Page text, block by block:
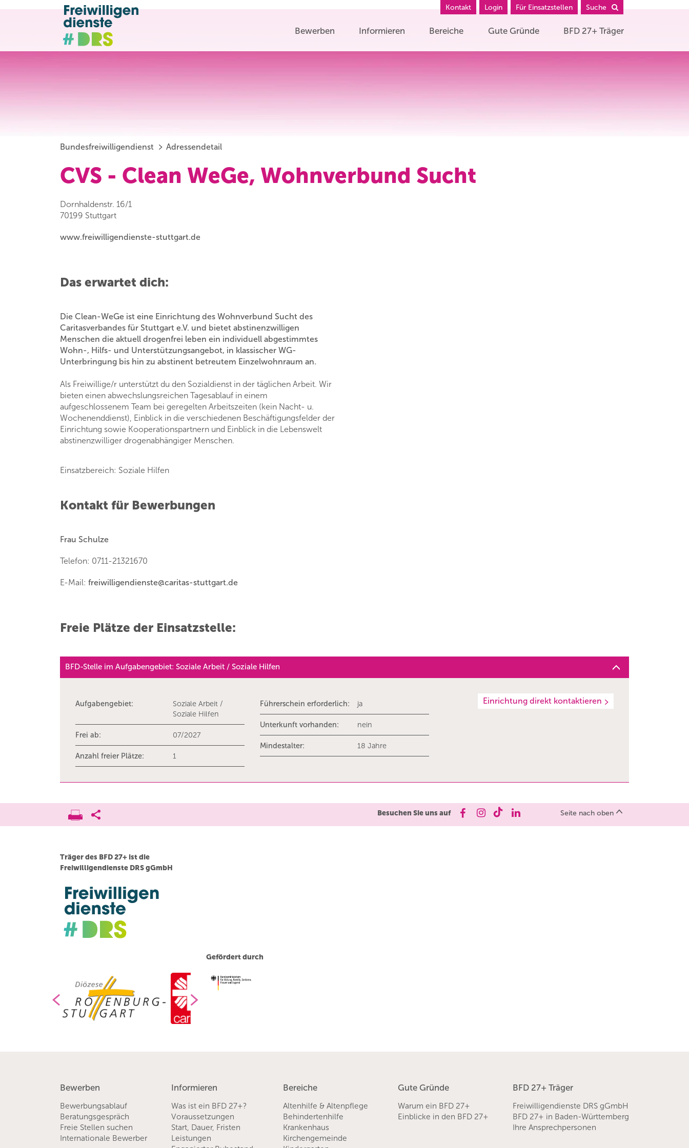
Kontakt Login Für Einsatzstellen Suche
Bewerben Informieren Bereiche Gute Gründe BFD 27+ Träger
Bundesfreiwilligendienst Adressendetail
CVS - Clean WeGe, Wohnverbund Sucht
Dornhaldenstr. 16/1
70199 Stuttgart
www.freiwilligendienste-stuttgart.de
Das erwartet dich:
Die Clean-WeGe ist eine Einrichtung des Wohnverbund Sucht des
Caritasverbandes für Stuttgart e.V. und bietet abstinenzwilligen
Menschen die aktuell drogenfrei leben ein individuell abgestimmtes
Wohn-, Hilfs- und Unterstützungsangebot, in klassischer WG-
Unterbringung bis hin zu abstinent betreutem Einzelwohnraum an.
Als Freiwillige/r unterstützt du den Sozialdienst in der täglichen Arbeit. Wir
bieten einen abwechslungsreichen Tagesablauf in einem
aufgeschlossenem Team bei geregelten Arbeitszeiten (kein Nacht- u.
Wochenenddienst), Einblick in die verschiedenen Beschäftigungsfelder der
Einrichtung sowie Kooperationspartnern und Einblick in die Lebenswelt
abstinenzwilliger drogenabhängiger Menschen.
Einsatzbereich: Soziale Hilfen
Kontakt für Bewerbungen
Frau Schulze
Telefon: 0711-21321670
E-Mail: freiwilligendienste@caritas-stuttgart.de
Freie Plätze der Einsatzstelle:
BFD-Stelle im Aufgabengebiet: Soziale Arbeit / Soziale Hilfen
Aufgabengebiet:
Soziale Arbeit /
Soziale Hilfen
Frei ab: 07/2027
Anzahl freier Plätze: 1
Führerschein erforderlich: ja
Unterkunft vorhanden: nein
Mindestalter: 18 Jahre
Einrichtung direkt kontaktieren
Besuchen Sie uns auf Seite nach oben
Träger des BFD 27+ ist die
Freiwilligendienste DRS gGmbH
Gefördert durch
Bewerben
Bewerbungsablauf
Beratungsgespräch
Freie Stellen suchen
Internationale Bewerber
Informieren
Was ist ein BFD 27+?
Voraussetzungen
Start, Dauer, Fristen
Leistungen
Bereiche
Altenhilfe & Altenpflege
Behindertenhilfe
Krankenhaus
Kirchengemeinde
Gute Gründe
Warum ein BFD 27+
Einblicke in den BFD 27+
BFD 27+ Träger
Freiwilligendienste DRS gGmbH
BFD 27+ in Baden-Württemberg
Ihre Ansprechpersonen